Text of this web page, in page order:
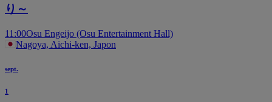
り～
11:00Osu Engeijo (Osu Entertainment Hall)
Nagoya, Aichi-ken, Japon
sept.
1